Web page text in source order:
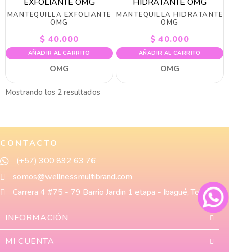
MANTEQUILLA EXFOLIANTE
OMG
$ 40.000
AÑADIR AL CARRITO
OMG
MANTEQUILLA HIDRATANTE
OMG
$ 40.000
AÑADIR AL CARRITO
OMG
Mostrando los 2 resultados
CONTACTO
(+57) 300 892 63 76
somos@wellnessmultibrand.com
Carrera 4 #75 - 79 Barrio Jardin 1 etapa - Ibagué, Tolima
INFORMACIÓN
MI CUENTA